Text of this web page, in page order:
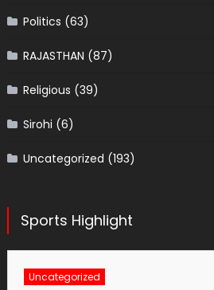
Politics (63)
RAJASTHAN (87)
Religious (39)
Sirohi (6)
Uncategorized (193)
Sports Highlight
Uncategorized